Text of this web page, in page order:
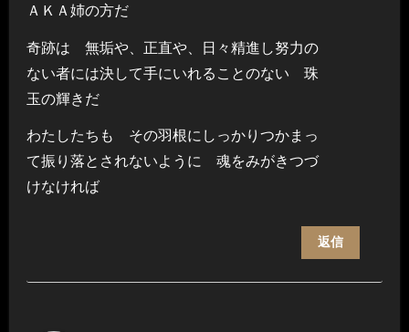
ＡＫＡ姉の方だ
奇跡は 無垢や、正直や、日々精進し努力の
ない者には決して手にいれることのない 珠
玉の輝きだ
わたしたちも その羽根にしっかりつかまっ
て振り落とされないように 魂をみがきつづ
けなければ
返信